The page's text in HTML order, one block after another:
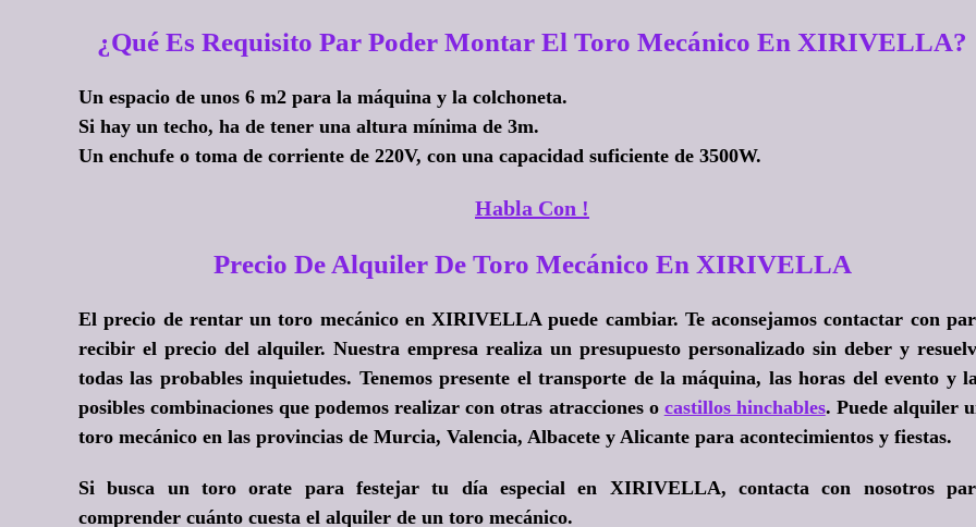
¿Qué Es Requisito Par Poder Montar El Toro Mecánico En XIRIVELLA?
Un espacio de unos 6 m2 para la máquina y la colchoneta.
Si hay un techo, ha de tener una altura mínima de 3m.
Un enchufe o toma de corriente de 220V, con una capacidad suficiente de 3500W.
Habla Con !
Precio De Alquiler De Toro Mecánico En XIRIVELLA
El precio de rentar un toro mecánico en XIRIVELLA puede cambiar. Te aconsejamos contactar con
recibir el precio del alquiler. Nuestra empresa realiza un presupuesto personalizado sin deber y
todas las probables inquietudes. Tenemos presente el transporte de la máquina, las horas del evento y
posibles combinaciones que podemos realizar con otras atracciones o castillos hinchables. Puede alquiler
toro mecánico en las provincias de Murcia, Valencia, Albacete y Alicante para acontecimientos y fiestas.
Si busca un toro orate para festejar tu día especial en XIRIVELLA, contacta con nosotros
comprender cuánto cuesta el alquiler de un toro mecánico.